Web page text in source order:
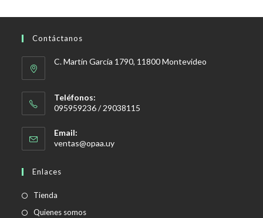
Contáctanos
C. Martín García 1790, 11800 Montevideo
Teléfonos:
095959236 / 29038115
Email:
ventas@opaa.uySe
Enlaces
Tienda
Quienes somos